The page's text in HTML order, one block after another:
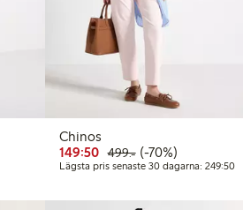
kr
499,00 kr
Chinos
149:50 Rabatterat pris: 149,50
499:-Ordinarie pris:
70% rabatt
(-70%)
Lägsta pris senaste 30 dagarna: 249:50